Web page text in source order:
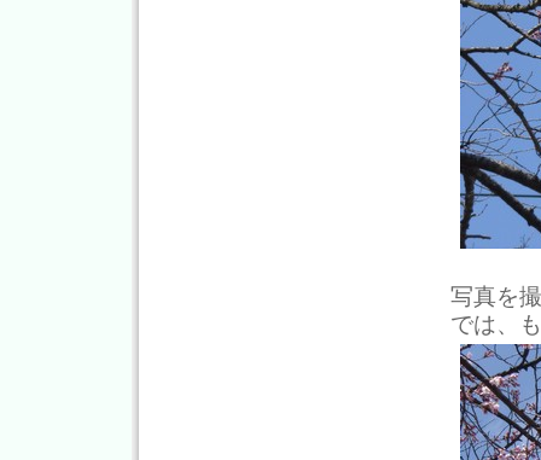
写真を
では、